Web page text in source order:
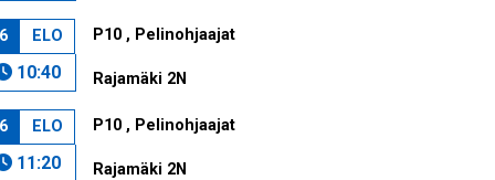
ELO
10:40
P10 , Pelinohjaajat
Rajamäki 2N
ELO
11:20
P10 , Pelinohjaajat
Rajamäki 2N